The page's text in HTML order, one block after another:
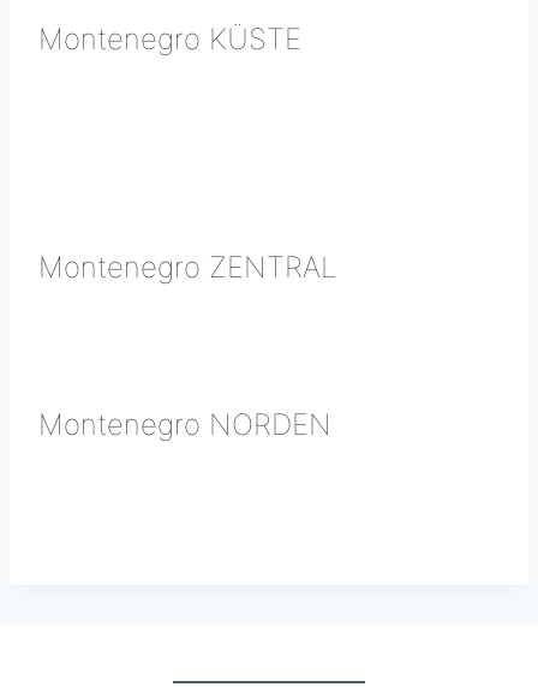
Montenegro KÜSTE
Montenegro ZENTRAL
Montenegro NORDEN